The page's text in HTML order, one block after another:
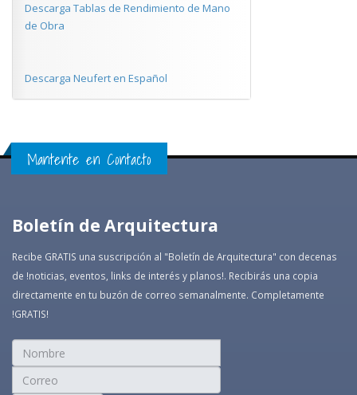
Descarga Tablas de Rendimiento de Mano
de Obra
Descarga Neufert en Español
Mantente en Contacto
Boletín de Arquitectura
Recibe GRATIS una suscripción al "Boletín de Arquitectura" con decenas
de !noticias, eventos, links de interés y planos!. Recibirás una copia
directamente en tu buzón de correo semanalmente. Completamente
!GRATIS!